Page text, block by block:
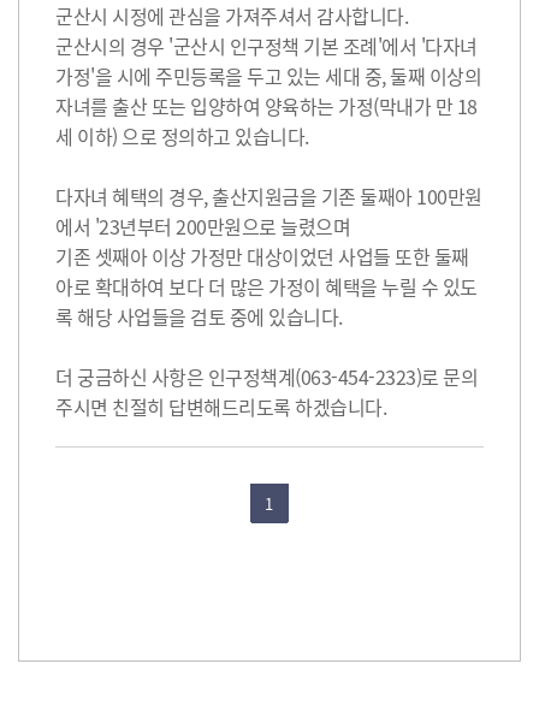
군산시 시정에 관심을 가져주셔서 감사합니다.
군산시의 경우 '군산시 인구정책 기본 조례'에서 '다자녀
가정'을 시에 주민등록을 두고 있는 세대 중, 둘째 이상의
자녀를 출산 또는 입양하여 양육하는 가정(막내가 만 18
세 이하) 으로 정의하고 있습니다.
다자녀 혜택의 경우, 출산지원금을 기존 둘째아 100만원
에서 '23년부터 200만원으로 늘렸으며
기존 셋째아 이상 가정만 대상이었던 사업들 또한 둘째
아로 확대하여 보다 더 많은 가정이 혜택을 누릴 수 있도
록 해당 사업들을 검토 중에 있습니다.
더 궁금하신 사항은 인구정책계(063-454-2323)로 문의
주시면 친절히 답변해드리도록 하겠습니다.
1